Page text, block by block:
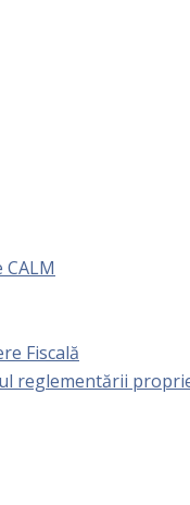
Fiscală
reglementării